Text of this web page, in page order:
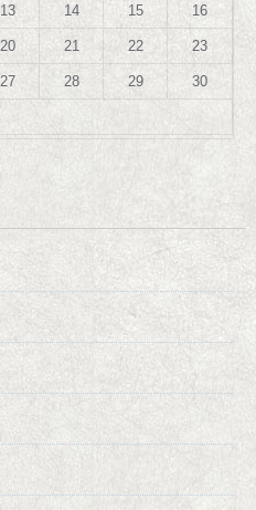
13 14 15 16
20 21 22 23
27 28 29 30